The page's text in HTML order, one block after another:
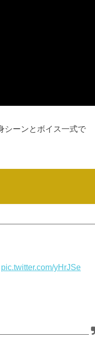
シーンとボイス一式で
pic.twitter.com/yHrJSe